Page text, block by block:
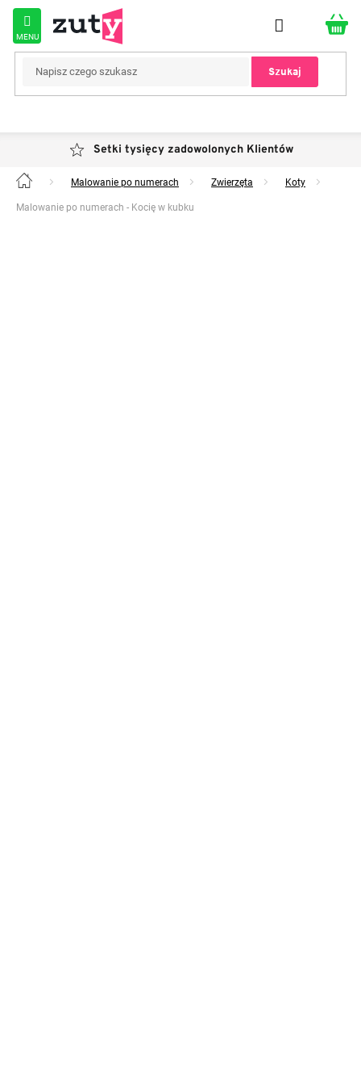
Przejść
treści
Szukaj
Setki tysięcy zadowolonych Klientów
Home Malowanie po numerach Zwierzęta Koty
Malowanie po numerach - Kocię w kubku